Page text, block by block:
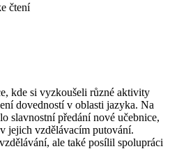
čtení
kde si vyzkoušeli různé aktivity
dovedností v oblasti jazyka. Na
slavnostní předání nové učebnice,
jejich vzdělávacím putování.
ale také posílil spolupráci